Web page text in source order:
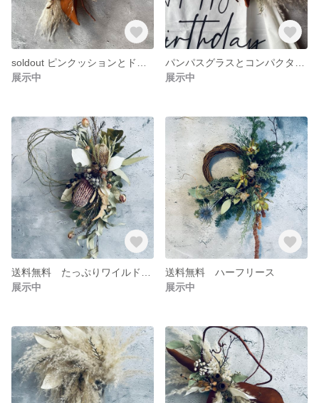
展示中
展示中
展示中
送料無料 ハーフリース
展示中